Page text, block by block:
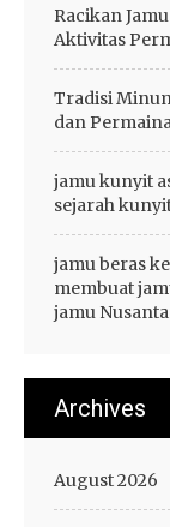
Racikan
Aktivitas
Tradisi
dan
jamu kunyit
sejarah
jamu beras
membuat
jamu
Archives
August 2026